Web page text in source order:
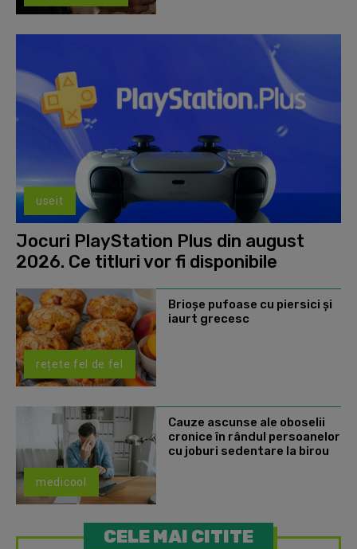
useit
Jocuri PlayStation Plus din august
2026. Ce titluri vor fi disponibile
rețete fel de fel
Brioșe pufoase cu piersici și
iaurt grecesc
medicool
Cauze ascunse ale oboselii
cronice în rândul persoanelor
cu joburi sedentare la birou
CELE MAI CITITE